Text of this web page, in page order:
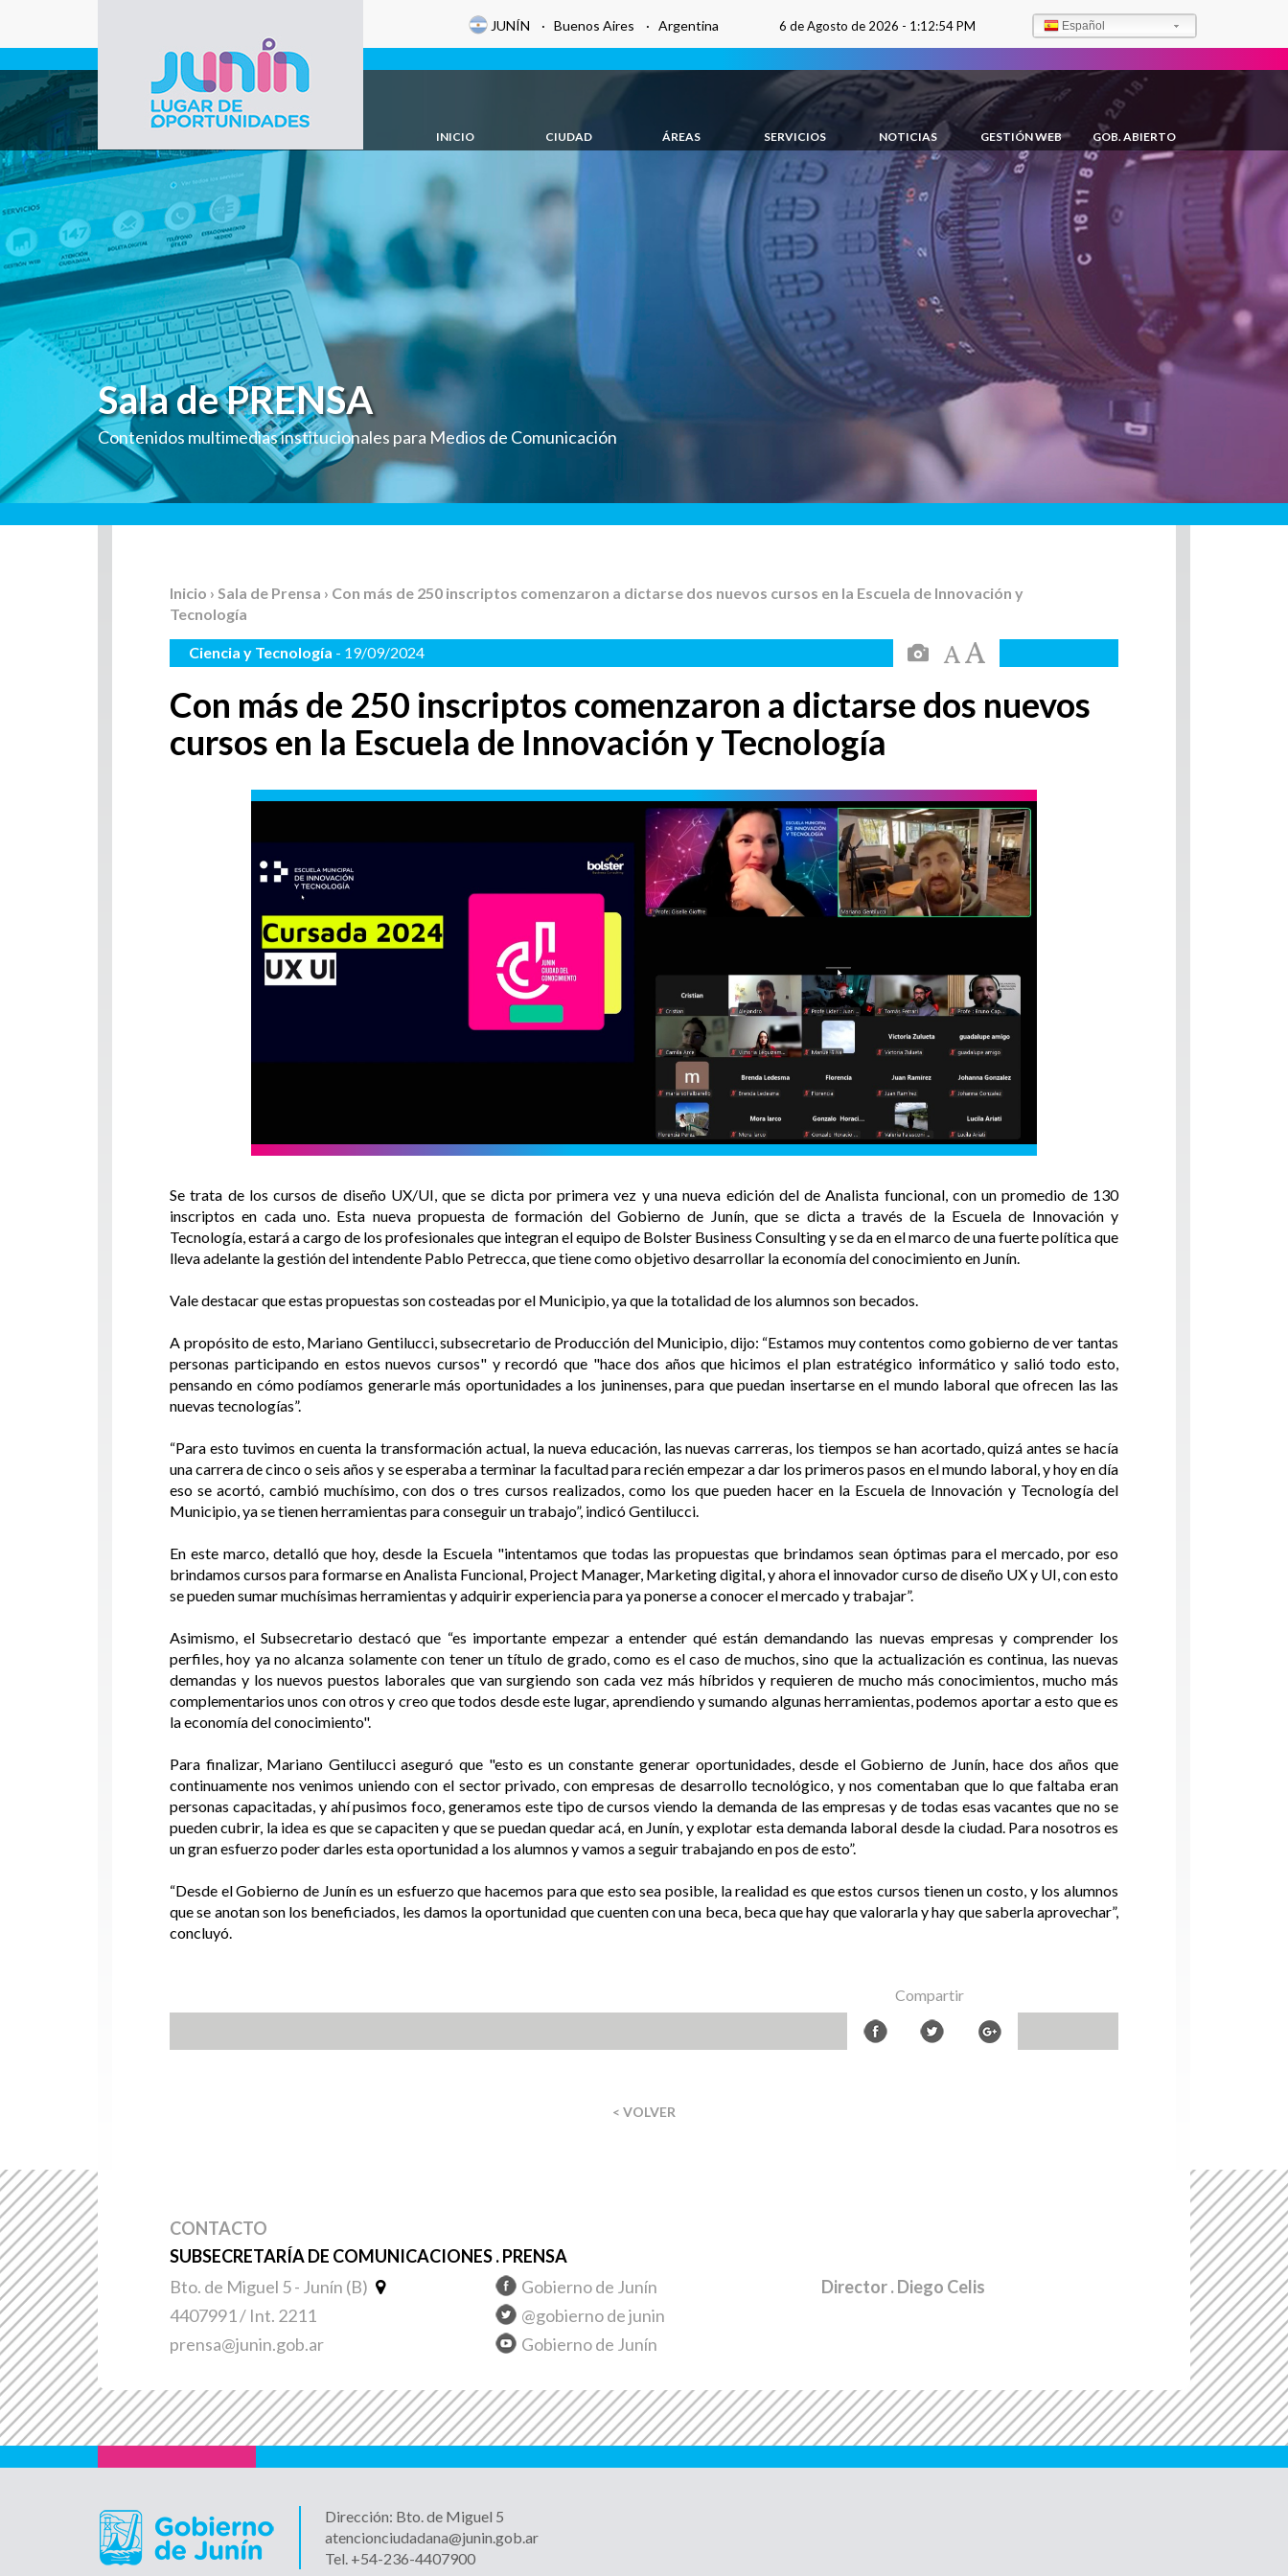
Gobierno de
Junín
JUNÍN · Buenos Aires · Argentina 6 de Agosto de 2026 - 1:12:55 PM Español
INICIO CIUDAD ÁREAS SERVICIOS NOTICIAS GESTIÓN WEB GOB. ABIERTO
Sala de PRENSA
Contenidos multimedias institucionales para Medios de Comunicación
Inicio › Sala de Prensa › Con más de 250 inscriptos comenzaron a dictarse dos nuevos cursos en la Escuela de Innovación y
Tecnología
Ciencia y Tecnología - 19/09/2024
Con más de 250 inscriptos comenzaron a dictarse dos nuevos
cursos en la Escuela de Innovación y Tecnología
Se trata de los cursos de diseño UX/UI, que se dicta por primera vez y una nueva edición del de Analista funcional, con un promedio de 130
inscriptos en cada uno. Esta nueva propuesta de formación del Gobierno de Junín, que se dicta a través de la Escuela de Innovación y
Tecnología, estará a cargo de los profesionales que integran el equipo de Bolster Business Consulting y se da en el marco de una fuerte política que
lleva adelante la gestión del intendente Pablo Petrecca, que tiene como objetivo desarrollar la economía del conocimiento en Junín.
Vale destacar que estas propuestas son costeadas por el Municipio, ya que la totalidad de los alumnos son becados.
A propósito de esto, Mariano Gentilucci, subsecretario de Producción del Municipio, dijo: “Estamos muy contentos como gobierno de ver tantas
personas participando en estos nuevos cursos" y recordó que "hace dos años que hicimos el plan estratégico informático y salió todo esto,
pensando en cómo podíamos generarle más oportunidades a los juninenses, para que puedan insertarse en el mundo laboral que ofrecen las las
nuevas tecnologías”.
“Para esto tuvimos en cuenta la transformación actual, la nueva educación, las nuevas carreras, los tiempos se han acortado, quizá antes se hacía
una carrera de cinco o seis años y se esperaba a terminar la facultad para recién empezar a dar los primeros pasos en el mundo laboral, y hoy en día
eso se acortó, cambió muchísimo, con dos o tres cursos realizados, como los que pueden hacer en la Escuela de Innovación y Tecnología del
Municipio, ya se tienen herramientas para conseguir un trabajo”, indicó Gentilucci.
En este marco, detalló que hoy, desde la Escuela "intentamos que todas las propuestas que brindamos sean óptimas para el mercado, por eso
brindamos cursos para formarse en Analista Funcional, Project Manager, Marketing digital, y ahora el innovador curso de diseño UX y UI, con esto
se pueden sumar muchísimas herramientas y adquirir experiencia para ya ponerse a conocer el mercado y trabajar”.
Asimismo, el Subsecretario destacó que “es importante empezar a entender qué están demandando las nuevas empresas y comprender los
perfiles, hoy ya no alcanza solamente con tener un título de grado, como es el caso de muchos, sino que la actualización es continua, las nuevas
demandas y los nuevos puestos laborales que van surgiendo son cada vez más híbridos y requieren de mucho más conocimientos, mucho más
complementarios unos con otros y creo que todos desde este lugar, aprendiendo y sumando algunas herramientas, podemos aportar a esto que es
la economía del conocimiento".
Para finalizar, Mariano Gentilucci aseguró que "esto es un constante generar oportunidades, desde el Gobierno de Junín, hace dos años que
continuamente nos venimos uniendo con el sector privado, con empresas de desarrollo tecnológico, y nos comentaban que lo que faltaba eran
personas capacitadas, y ahí pusimos foco, generamos este tipo de cursos viendo la demanda de las empresas y de todas esas vacantes que no se
pueden cubrir, la idea es que se capaciten y que se puedan quedar acá, en Junín, y explotar esta demanda laboral desde la ciudad. Para nosotros es
un gran esfuerzo poder darles esta oportunidad a los alumnos y vamos a seguir trabajando en pos de esto”.
“Desde el Gobierno de Junín es un esfuerzo que hacemos para que esto sea posible, la realidad es que estos cursos tienen un costo, y los alumnos
que se anotan son los beneficiados, les damos la oportunidad que cuenten con una beca, beca que hay que valorarla y hay que saberla aprovechar”,
concluyó.
Compartir
< VOLVER
CONTACTO
SUBSECRETARÍA DE COMUNICACIONES . PRENSA
Bto. de Miguel 5 - Junín (B)
4407991 / Int. 2211
prensa@junin.gob.ar
Gobierno de Junín
@gobierno de junin
Gobierno de Junín
Director. Diego Celis
Dirección: Bto. de Miguel 5
atencionciudadana@junin.gob.ar
Tel. +54-236-4407900